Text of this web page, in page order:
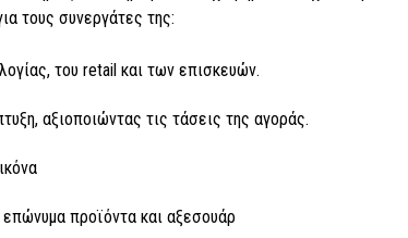
τους συνεργάτες της:
του retail και των επισκευών.
αξιοποιώντας τις τάσεις της αγοράς.
επώνυμα προϊόντα και αξεσουάρ